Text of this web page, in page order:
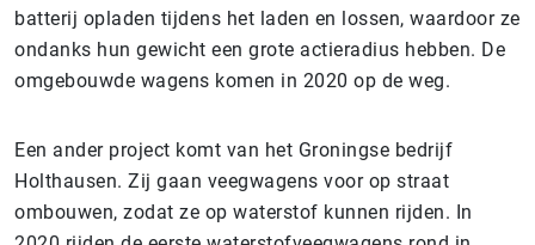
batterij opladen tijdens het laden en lossen, waardoor ze
ondanks hun gewicht een grote actieradius hebben. De
omgebouwde wagens komen in 2020 op de weg.
Een ander project komt van het Groningse bedrijf
Holthausen. Zij gaan veegwagens voor op straat
ombouwen, zodat ze op waterstof kunnen rijden. In